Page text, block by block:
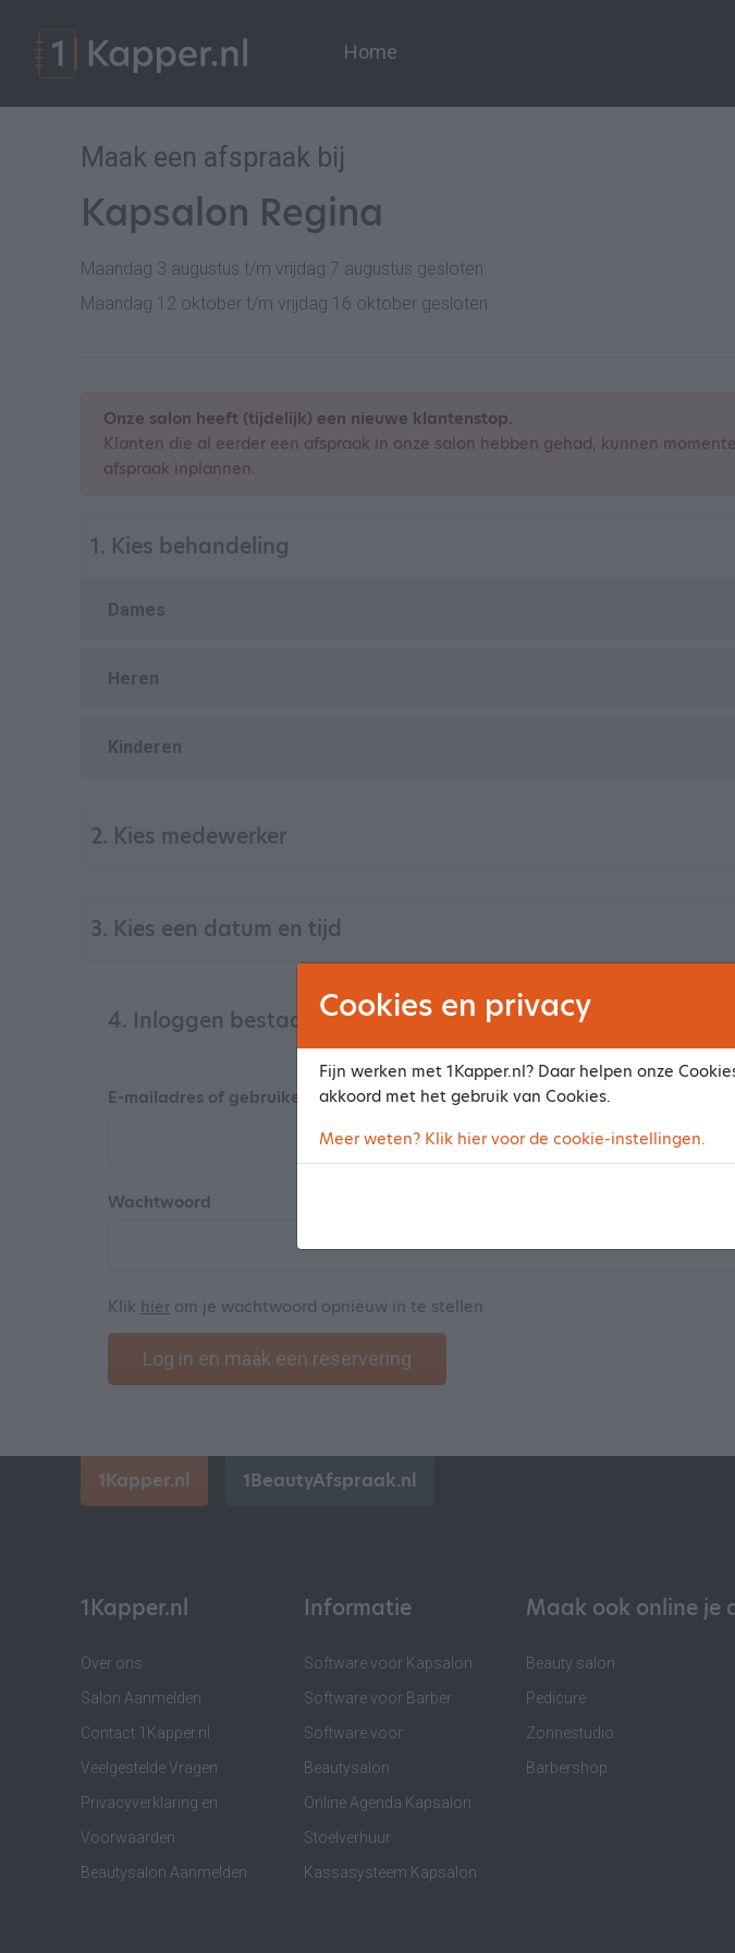
Home
Maak een afspraak bij
Kapsalon Regina
Maandag 3 augustus t/m vrijdag 7 augustus gesloten.
Maandag 12 oktober t/m vrijdag 16 oktober gesloten.
Onze salon heeft (tijdelijk) een nieuwe klantenstop.
Klanten die al eerder een afspraak in onze salon hebben gehad, kunnen
afspraak inplannen.
1. Kies behandeling
Dames
Heren
Kinderen
2. Kies medewerker
3. Kies een datum en tijd
4. Inloggen bestaande klant
E-mailadres of gebruikersnaam
Wachtwoord
Klik hier om je wachtwoord opnieuw in te stellen
Log in en maak een reservering
1Kapper.nl 1BeautyAfspraak.nl
1Kapper.nl
Over ons
Salon Aanmelden
Contact 1Kapper.nl
Veelgestelde Vragen
Privacyverklaring en
Voorwaarden
Beautysalon Aanmelden
Informatie
Software voor Kapsalon
Software voor Barber
Software voor
Beautysalon
Online Agenda Kapsalon
Stoelverhuur
Kassasysteem Kapsalon
Maak ook online je
Beauty salon
Pedicure
Zonnestudio
Barbershop
Cookies en privacy
Fijn werken met 1Kapper.nl? Daar helpen onze
akkoord met het gebruik van Cookies.
Meer weten? Klik hier voor de cookie-instellingen.